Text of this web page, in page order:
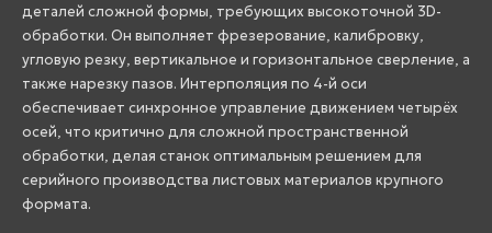
деталей сложной формы, требующих высокоточной 3D-
обработки. Он выполняет фрезерование, калибровку,
угловую резку, вертикальное и горизонтальное сверление, а
также нарезку пазов. Интерполяция по 4-й оси
обеспечивает синхронное управление движением четырёх
осей, что критично для сложной пространственной
обработки, делая станок оптимальным решением для
серийного производства листовых материалов крупного
формата.